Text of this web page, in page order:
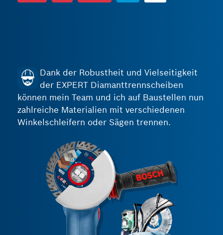
Dank der Robustheit und Vielseitigkeit
der EXPERT Diamanttrennscheiben
können mein Team und ich auf Baustellen nun
zahlreiche Materialien mit verschiedenen
Winkelschleifern oder Sägen trennen.